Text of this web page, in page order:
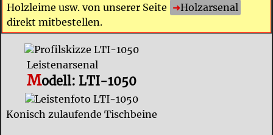
Holzleime usw. von unserer Seite
Holzarsenal
direkt mitbestellen.
Leistenarsenal
Modell: LTI-1050
Konisch zulaufende Tischbeine